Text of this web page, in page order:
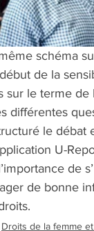
de la
sur le terme
différentes
le
U-
de
de bonne
Droits de la femme